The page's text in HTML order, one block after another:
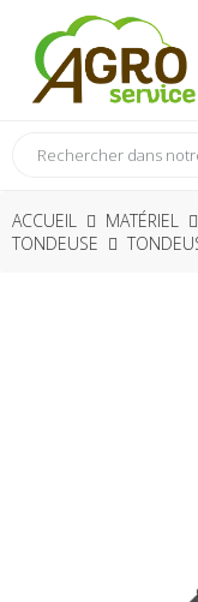
ACCUEIL MATÉRIEL
TONDEUSE